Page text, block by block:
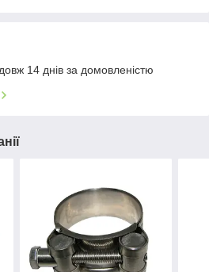
14 днів за домовленістю